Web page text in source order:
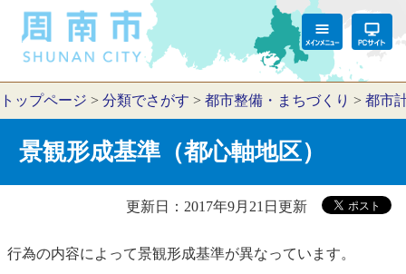
トップページ > 分類でさがす > 都市整備・まちづくり > 都市
景観形成基準（都心軸地区）
更新日：2017年9月21日更新
行為の内容によって景観形成基準が異なっています。